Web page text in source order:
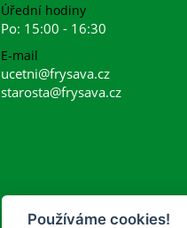
Úřední hodiny
Po: 15:00 - 16:30
E-mail
ucetni@frysava.cz
starosta@frysava.cz
Používáme cookies!